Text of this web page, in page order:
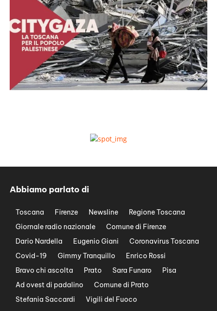
Abbiamo parlato di
Toscana Firenze Newsline
Regione Toscana
Giornale radio nazionale
Comune di Firenze
Dario Nardella
Eugenio Giani
Coronavirus Toscana
Covid-19
Gimmy Tranquillo
Enrico Rossi
Bravo chi ascolta
Prato Sara Funaro
Pisa
Ad ovest di padalino
Comune di Prato
Stefania Saccardi
Vigili del Fuoco